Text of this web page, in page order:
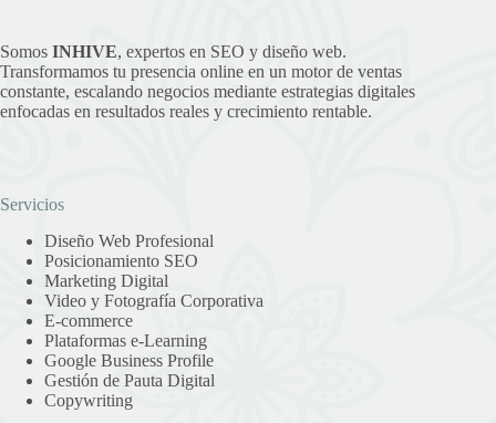
Somos INHIVE, expertos en SEO y diseño web.
Transformamos tu presencia online en un motor de ventas
constante, escalando negocios mediante estrategias digitales
enfocadas en resultados reales y crecimiento rentable.
Servicios
Diseño Web Profesional
Posicionamiento SEO
Marketing Digital
Video y Fotografía Corporativa
E-commerce
Plataformas e-Learning
Google Business Profile
Gestión de Pauta Digital
Copywriting